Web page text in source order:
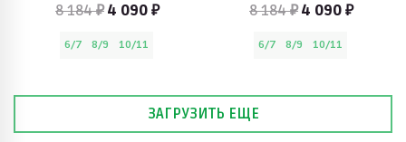
8 184 ₽ 4 090 ₽
6/7 8/9 10/11
8 184 ₽ 4 090 ₽
6/7 8/9 10/11
ЗАГРУЗИТЬ ЕЩЕ